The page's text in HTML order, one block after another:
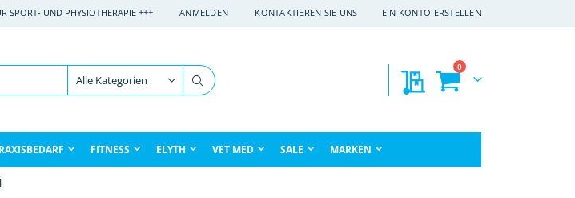
SPORT- UND PHYSIOTHERAPIE +++ ANMELDEN KONTAKTIEREN SIE UNS EIN KONTO ERSTELLEN
Warenkorb
0Artikel
Meine Preisanfragen
FITNESS ELYTH VET MED SALE MARKEN